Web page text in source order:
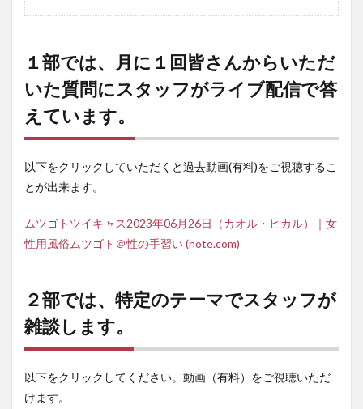
１部では、月に１回皆さんからいただ
いた質問にスタッフがライブ配信で答
えています。
以下をクリックしていただくと過去動画(有料)をご視聴するこ
とが出来ます。
ムツゴトツイキャス2023年06月26日（カオル・ヒカル）｜女
性用風俗ムツゴト＠性の手習い (note.com)
２部では、特定のテーマでスタッフが
雑談します。
以下をクリックしてください。動画（有料）をご視聴いただ
けます。